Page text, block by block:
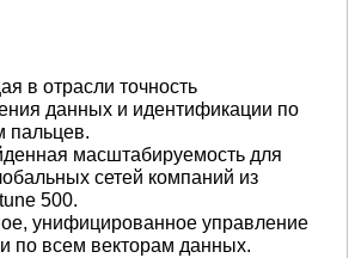
в отрасли точность
данных и идентификации по
пальцев.
масштабируемость для
сетей компаний из
500.
унифицированное управление
по всем векторам данных.